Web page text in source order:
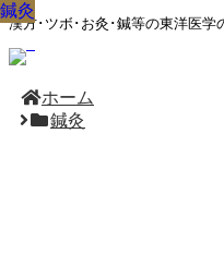
漢方･ツボ･お灸･鍼等の東洋医学
ホーム
鍼灸
鍼灸
鍼灸
鍼灸
鍼灸
鍼灸
鍼灸
鍼灸
鍼灸
鍼灸